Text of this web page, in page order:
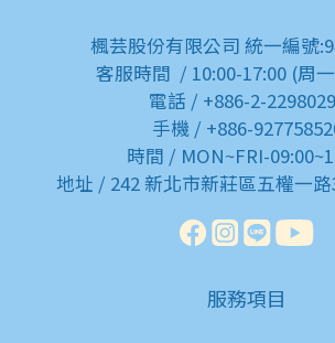
楓芸股份有限公司 統一編號
客服時間 / 10:00-17:00 (周
電話 / +886-2-
手機 / +886-
時間 / MON~FRI-
地址 / 242 新北市新莊區五權一
服務項目